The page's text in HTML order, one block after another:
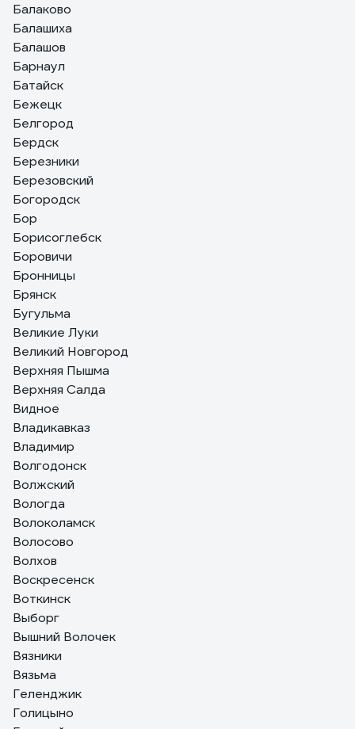
Балаково
Балашиха
Балашов
Барнаул
Батайск
Бежецк
Белгород
Бердск
Березники
Березовский
Богородск
Бор
Борисоглебск
Боровичи
Бронницы
Брянск
Бугульма
Великие Луки
Великий Новгород
Верхняя Пышма
Верхняя Салда
Видное
Владикавказ
Владимир
Волгодонск
Волжский
Вологда
Волоколамск
Волосово
Волхов
Воскресенск
Воткинск
Выборг
Вышний Волочек
Вязники
Вязьма
Геленджик
Голицыно